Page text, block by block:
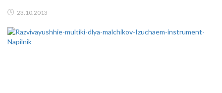
23.10.2013